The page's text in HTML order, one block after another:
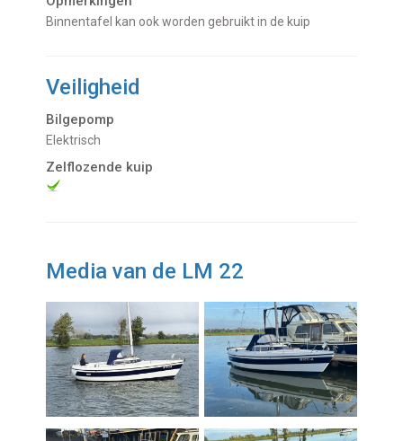
binnentafel kan ook worden gebruikt in de kuip
Veiligheid
Bilgepomp
Elektrisch
Zelflozende kuip
Media van de LM 22